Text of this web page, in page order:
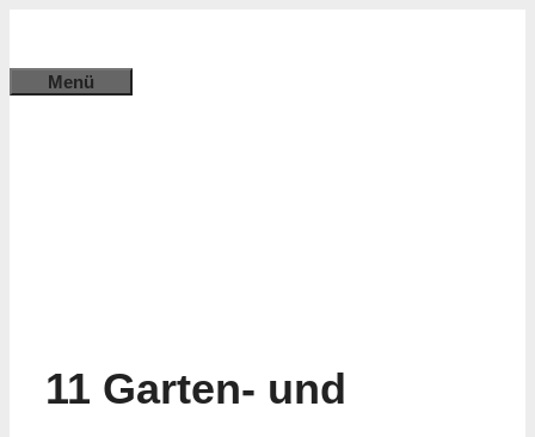
springen
Menü
11 Garten- und